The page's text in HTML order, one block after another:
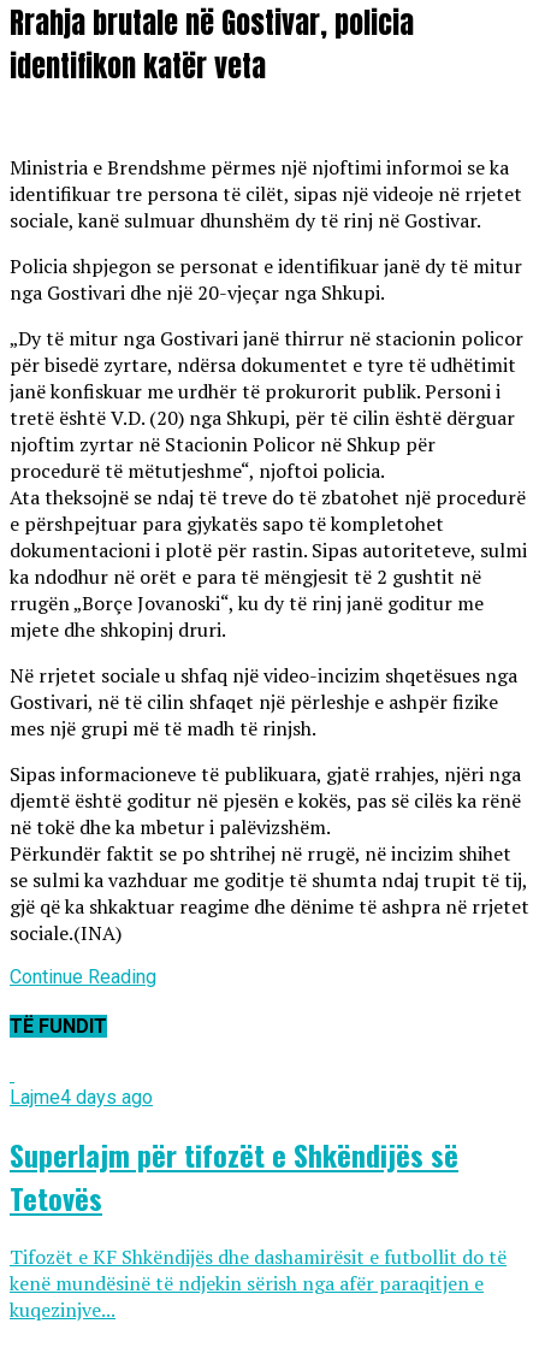
Rrahja brutale në Gostivar, policia
identifikon katër veta
Ministria e Brendshme përmes një njoftimi informoi se ka
identifikuar tre persona të cilët, sipas një videoje në rrjetet
sociale, kanë sulmuar dhunshëm dy të rinj në Gostivar.
Policia shpjegon se personat e identifikuar janë dy të mitur
nga Gostivari dhe një 20-vjeçar nga Shkupi.
„Dy të mitur nga Gostivari janë thirrur në stacionin policor
për bisedë zyrtare, ndërsa dokumentet e tyre të udhëtimit
janë konfiskuar me urdhër të prokurorit publik. Personi i
tretë është V.D. (20) nga Shkupi, për të cilin është dërguar
njoftim zyrtar në Stacionin Policor në Shkup për
procedurë të mëtutjeshme“, njoftoi policia.
Ata theksojnë se ndaj të treve do të zbatohet një procedurë
e përshpejtuar para gjykatës sapo të kompletohet
dokumentacioni i plotë për rastin. Sipas autoriteteve, sulmi
ka ndodhur në orët e para të mëngjesit të 2 gushtit në
rrugën „Borçe Jovanoski“, ku dy të rinj janë goditur me
mjete dhe shkopinj druri.
Në rrjetet sociale u shfaq një video-incizim shqetësues nga
Gostivari, në të cilin shfaqet një përleshje e ashpër fizike
mes një grupi më të madh të rinjsh.
Sipas informacioneve të publikuara, gjatë rrahjes, njëri nga
djemtë është goditur në pjesën e kokës, pas së cilës ka rënë
në tokë dhe ka mbetur i palëvizshëm.
Përkundër faktit se po shtrihej në rrugë, në incizim shihet
se sulmi ka vazhduar me goditje të shumta ndaj trupit të tij,
gjë që ka shkaktuar reagime dhe dënime të ashpra në rrjetet
sociale.(INA)
Continue Reading
TË FUNDIT
Lajme4 days ago
Superlajm për tifozët e Shkëndijës së
Tetovës
Tifozët e KF Shkëndijës dhe dashamirësit e futbollit do të
kenë mundësinë të ndjekin sërish nga afër paraqitjen e
kuqezinjve...